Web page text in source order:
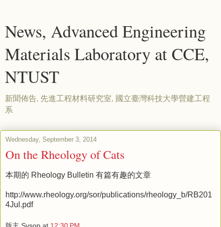
News, Advanced Engineering
Materials Laboratory at CCE,
NTUST
新聞佈告, 先進工程材料研究室, 國立臺灣科技大學營建工程
系
Wednesday, September 3, 2014
On the Rheology of Cats
本期的 Rheology Bulletin 有篇有趣的文章
http://www.rheology.org/sor/publications/rheology_b/RB201
4Jul.pdf